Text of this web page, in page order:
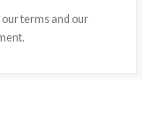
our terms and our